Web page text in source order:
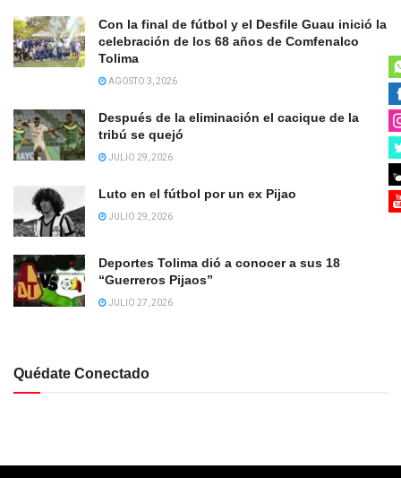
Con la final de fútbol y el Desfile Guau inició la
celebración de los 68 años de Comfenalco
Tolima
AGOSTO 3, 2026
Después de la eliminación el cacique de la
tribú se quejó
JULIO 29, 2026
Luto en el fútbol por un ex Pijao
JULIO 29, 2026
Deportes Tolima dió a conocer a sus 18
“Guerreros Pijaos”
JULIO 27, 2026
Quédate Conectado